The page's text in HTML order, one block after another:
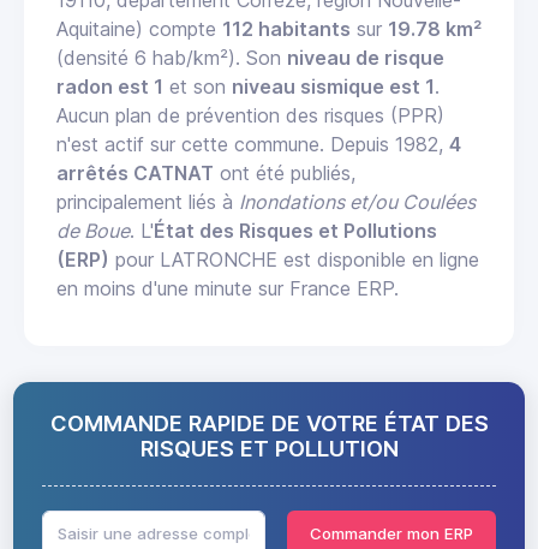
Aquitaine) compte 112 habitants sur 19.78 km²
(densité 6 hab/km²). Son niveau de risque
radon est 1 et son niveau sismique est 1.
Aucun plan de prévention des risques (PPR)
n'est actif sur cette commune. Depuis 1982, 4
arrêtés CATNAT ont été publiés,
principalement liés à Inondations et/ou Coulées
de Boue. L'État des Risques et Pollutions
(ERP) pour LATRONCHE est disponible en ligne
en moins d'une minute sur France ERP.
COMMANDE RAPIDE DE VOTRE ÉTAT DES
RISQUES ET POLLUTION
Commander mon ERP